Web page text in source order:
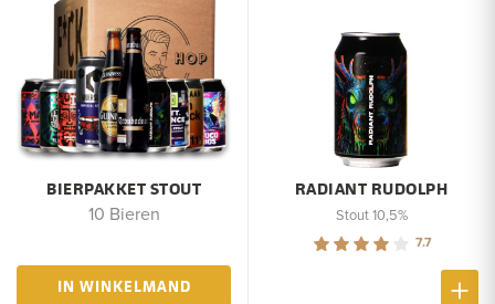
BIERPAKKET STOUT
10 Bieren
IN WINKELMAND
RADIANT RUDOLPH
Stout 10,5%
7.7